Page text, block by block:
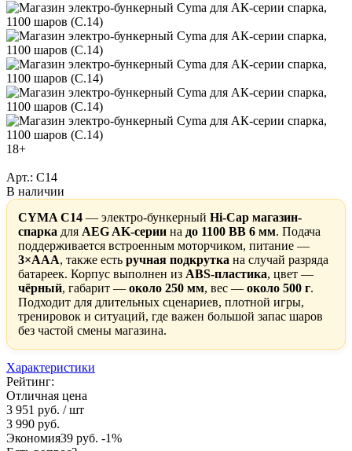
18+
Арт.: C14
В наличии
CYMA C14 — электро-бункерный Hi-Cap магазин-
спарка для AEG AK-серии на до 1100 BB 6 мм. Подача
поддерживается встроенным моторчиком, питание —
3×AAA, также есть ручная подкрутка на случай разряда
батареек. Корпус выполнен из ABS-пластика, цвет —
чёрный, габарит — около 250 мм, вес — около 500 г.
Подходит для длительных сценариев, плотной игры,
тренировок и ситуаций, где важен большой запас шаров
без частой смены магазина.
Характеристики
Рейтинг:
Отличная цена
3 951 руб. / шт
3 990 руб.
Экономия39 руб. -1%